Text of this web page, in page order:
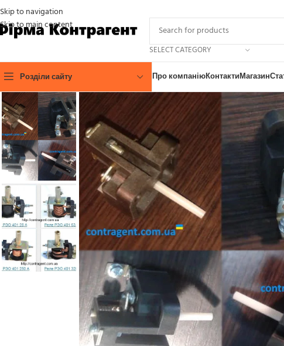
Skip to navigation
Skip to main content
SELECT CATEGORY
Розділи сайту Про компаніюКонтактиМагазин